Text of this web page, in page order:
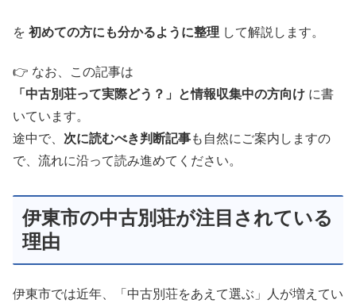
を 初めての方にも分かるように整理 して解説します。
👉 なお、この記事は
「中古別荘って実際どう？」と情報収集中の方向け に書
いています。
途中で、 次に読むべき判断記事も自然にご案内しますの
で、流れに沿って読み進めてください。
伊東市の中古別荘が注目されている
理由
伊東市では近年、「中古別荘をあえて選ぶ」人が増えてい